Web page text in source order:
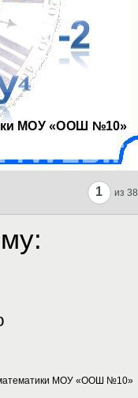
1 из 38
МОУ «ООШ №10»